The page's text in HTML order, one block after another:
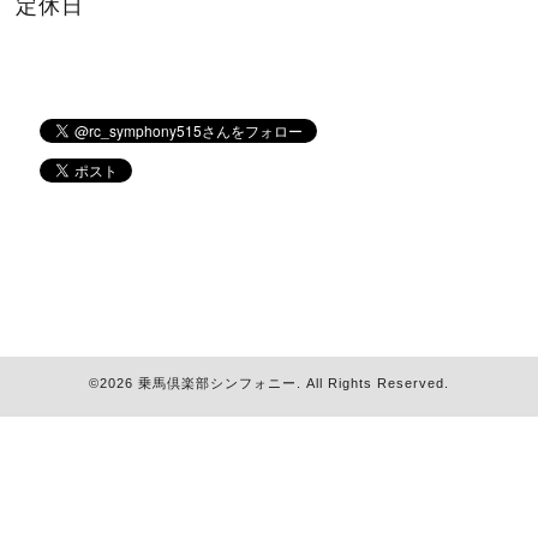
定休日
©2026 乗馬倶楽部シンフォニー . All Rights Reserved.